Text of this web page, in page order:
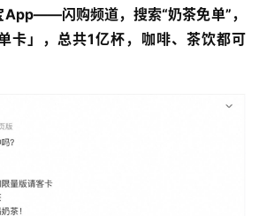
App——闪购频道，搜索“奶茶免单”，
卡」，总共1亿杯，咖啡、茶饮都可